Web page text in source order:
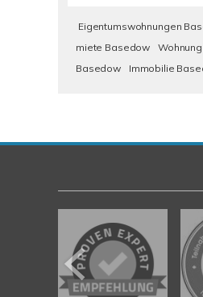
Eigentumswohnungen
miete Basedow
Basedow
Immobilie